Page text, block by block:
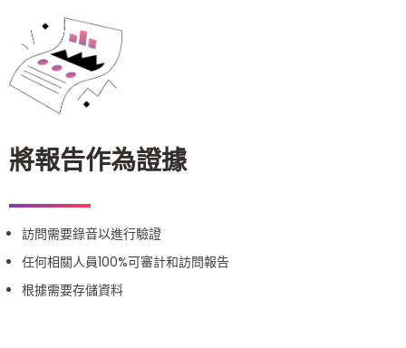
將報告作為證據
訪問需要錄音以進行驗證
任何相關人員100%可審計和訪問報告
根據需要存儲資料